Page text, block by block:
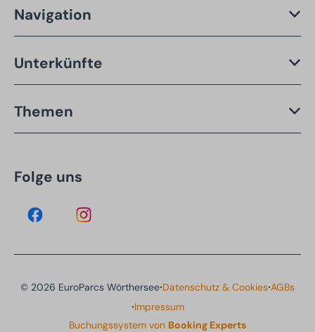
Navigation
Unterkünfte
Themen
Folge uns
© 2026 EuroParcs Wörthersee·Datenschutz & Cookies·AGBs
·Impressum
Buchungssystem von Booking Experts